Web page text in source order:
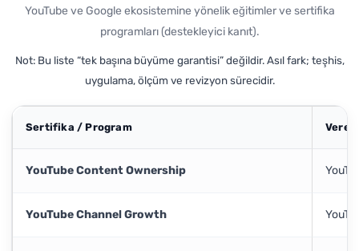
YouTube ve Google ekosistemine yönelik eğitimler ve sertifika
programları (destekleyici kanıt).
Not: Bu liste “tek başına büyüme garantisi” değildir. Asıl fark; teşhis,
uygulama, ölçüm ve revizyon sürecidir.
Sertifika / Program
YouTube Content Ownership
YouTube Channel Growth